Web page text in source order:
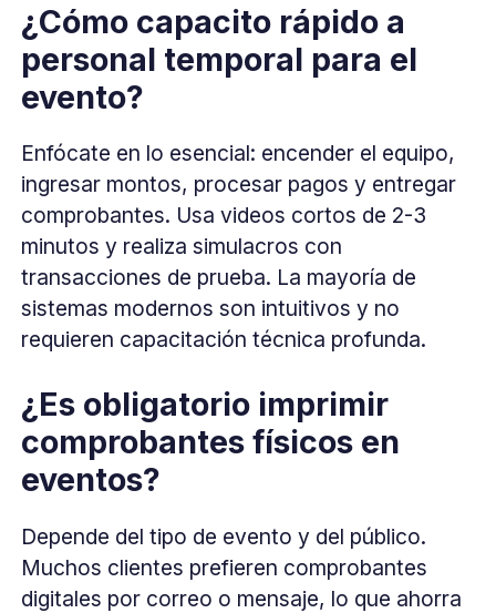
¿Cómo capacito rápido a
personal temporal para el
evento?
Enfócate en lo esencial: encender el equipo,
ingresar montos, procesar pagos y entregar
comprobantes. Usa videos cortos de 2-3
minutos y realiza simulacros con
transacciones de prueba. La mayoría de
sistemas modernos son intuitivos y no
requieren capacitación técnica profunda.
¿Es obligatorio imprimir
comprobantes físicos en
eventos?
Depende del tipo de evento y del público.
Muchos clientes prefieren comprobantes
digitales por correo o mensaje, lo que ahorra